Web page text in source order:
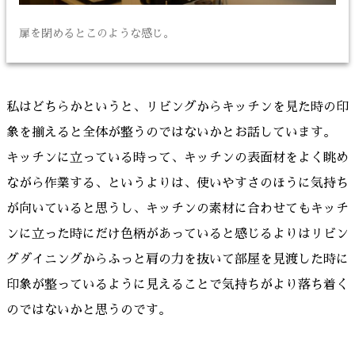
扉を閉めるとこのような感じ。
私はどちらかというと、リビングからキッチンを見た時の印
象を揃えると全体が整うのではないかとお話しています。
キッチンに立っている時って、キッチンの表面材をよく眺め
ながら作業する、というよりは、使いやすさのほうに気持ち
が向いていると思うし、キッチンの素材に合わせてもキッチ
ンに立った時にだけ色柄があっていると感じるよりはリビン
グダイニングからふっと肩の力を抜いて部屋を見渡した時に
印象が整っているように見えることで気持ちがより落ち着く
のではないかと思うのです。